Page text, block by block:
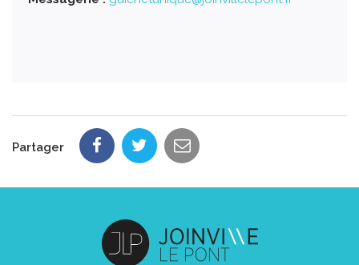
Partager